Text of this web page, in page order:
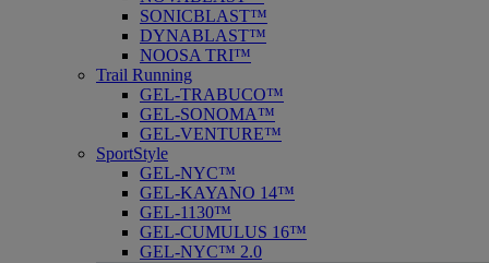
SONICBLAST™
DYNABLAST™
NOOSA TRI™
Trail Running
GEL-TRABUCO™
GEL-SONOMA™
GEL-VENTURE™
SportStyle
GEL-NYC™
GEL-KAYANO 14™
GEL-1130™
GEL-CUMULUS 16™
GEL-NYC™ 2.0